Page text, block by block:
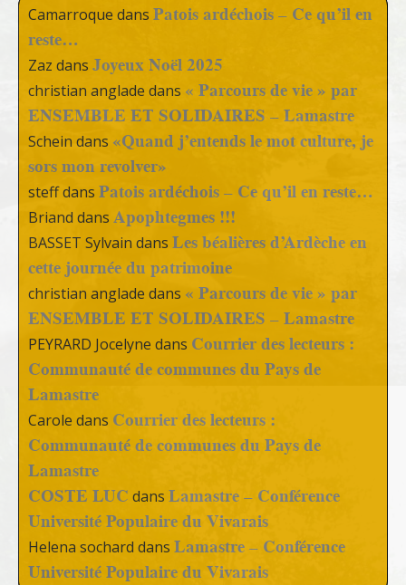
Camarroque dans Patois ardéchois – Ce qu’il en
reste…
Zaz dans Joyeux Noël 2025
christian anglade dans « Parcours de vie » par
ENSEMBLE ET SOLIDAIRES – Lamastre
Schein dans «Quand j’entends le mot culture, je
sors mon revolver»
steffdans Patois ardéchois – Ce qu’il en reste…
Briand dans Apophtegmes !!!
BASSET Sylvain dans Les béalières d’Ardèche en
cette journée du patrimoine
christian anglade dans « Parcours de vie » par
ENSEMBLE ET SOLIDAIRES – Lamastre
PEYRARD Jocelyne dans Courrier des lecteurs :
Communauté de communes du Pays de
Lamastre
Carole dans Courrier des lecteurs :
Communauté de communes du Pays de
Lamastre
COSTE LUC dans Lamastre – Conférence
Université Populaire du Vivarais
Helena sochard dans Lamastre – Conférence
Université Populaire du Vivarais